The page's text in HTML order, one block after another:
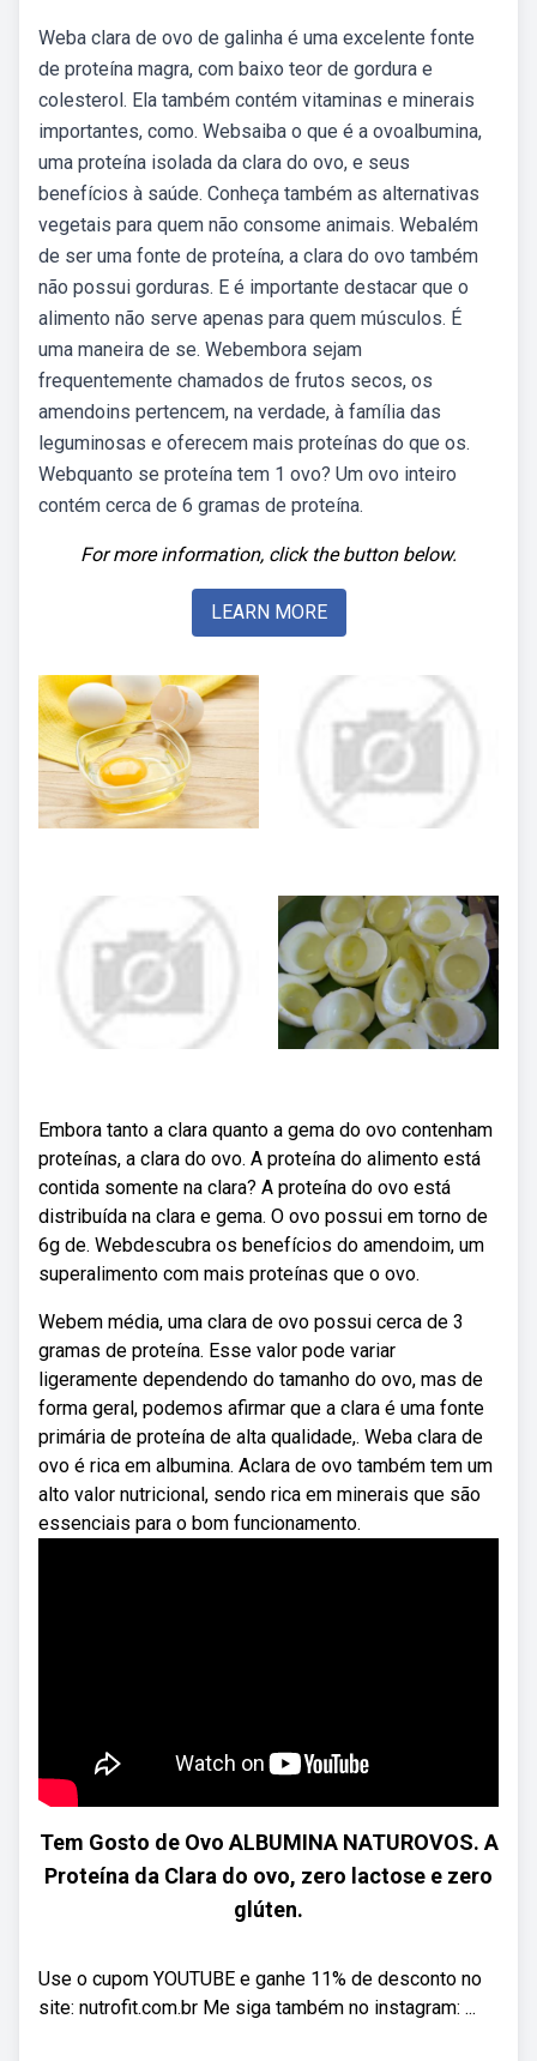
Weba clara de ovo de galinha é uma excelente fonte
de proteína magra, com baixo teor de gordura e
colesterol. Ela também contém vitaminas e minerais
importantes, como. Websaiba o que é a ovoalbumina,
uma proteína isolada da clara do ovo, e seus
benefícios à saúde. Conheça também as alternativas
vegetais para quem não consome animais. Webalém
de ser uma fonte de proteína, a clara do ovo também
não possui gorduras. E é importante destacar que o
alimento não serve apenas para quem músculos. É
uma maneira de se. Webembora sejam
frequentemente chamados de frutos secos, os
amendoins pertencem, na verdade, à família das
leguminosas e oferecem mais proteínas do que os.
Webquanto se proteína tem 1 ovo? Um ovo inteiro
contém cerca de 6 gramas de proteína.
For more information, click the button below.
LEARN MORE
Embora tanto a clara quanto a gema do ovo contenham
proteínas, a clara do ovo. A proteína do alimento está
contida somente na clara? A proteína do ovo está
distribuída na clara e gema. O ovo possui em torno de
6g de. Webdescubra os benefícios do amendoim, um
superalimento com mais proteínas que o ovo.
Webem média, uma clara de ovo possui cerca de 3
gramas de proteína. Esse valor pode variar
ligeramente dependendo do tamanho do ovo, mas de
forma geral, podemos afirmar que a clara é uma fonte
primária de proteína de alta qualidade,. Weba clara de
ovo é rica em albumina. Aclara de ovo também tem um
alto valor nutricional, sendo rica em minerais que são
essenciais para o bom funcionamento.
Tem Gosto de Ovo ALBUMINA NATUROVOS. A
Proteína da Clara do ovo, zero lactose e zero
glúten.
Use o cupom YOUTUBE e ganhe 11% de desconto no
site: nutrofit.com.br Me siga também no instagram: ...